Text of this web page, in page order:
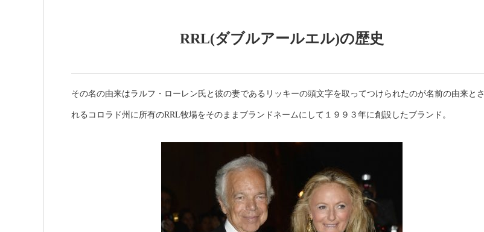
RRL(ダブルアールエル)の歴史
その名の由来はラルフ・ローレン氏と彼の妻であるリッキーの頭文字を取ってつけられたのが名前の由来とさ
れるコロラド州に所有のRRL牧場をそのままブランドネームにして１９９３年に創設したブランド。